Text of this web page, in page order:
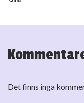
Det finns inga